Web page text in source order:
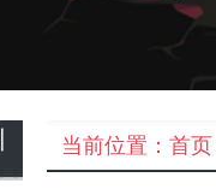
当前位置： 首页